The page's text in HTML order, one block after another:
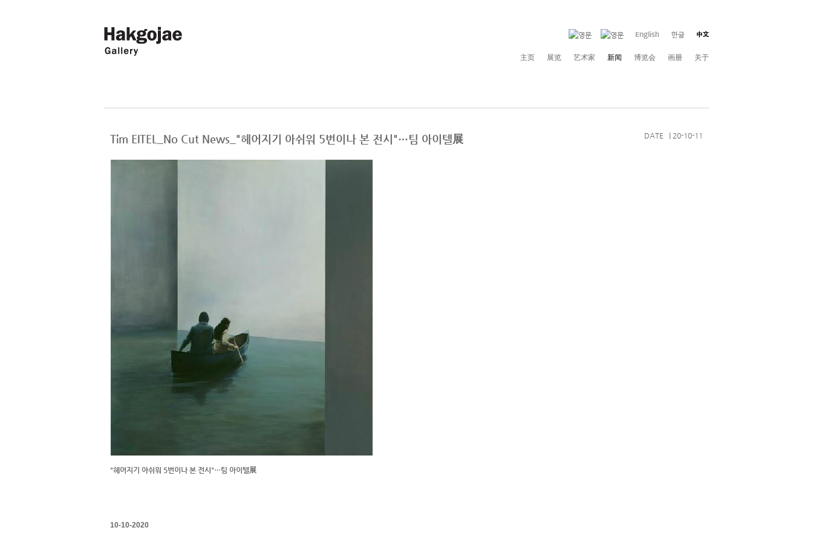
主页 展览 艺术家 新闻 博览会 画册 关于
Tim EITEL_No Cut News_"헤어지기 아쉬워 5번이나 본 전시"…팀 아이텔展 DATE | 20-10-11
"헤어지기 아쉬워 5번이나 본 전시"…팀 아이텔展
10-10-2020